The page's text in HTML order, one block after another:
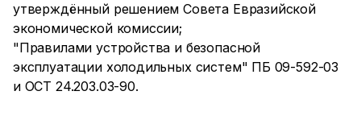
утверждённый решением Совета Евразийской
экономической комиссии;
"Правилами устройства и безопасной
эксплуатации холодильных систем" ПБ 09-592-03
и ОСТ 24.203.03-90.